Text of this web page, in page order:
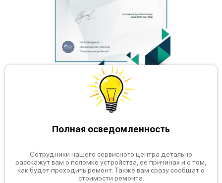
Полная осведомленность
Сотрудники нашего сервисного центра детально
расскажут вам о поломке устройства, ее причинах и о том,
как будет проходить ремонт. Также вам сразу сообщат о
стоимости ремонта.